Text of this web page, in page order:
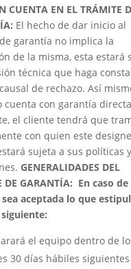
CUENTA EN EL TRÁMITE
El hecho de dar inicio al
garantía no implica la
de la misma, esta estará
técnica que haga
de rechazo. Así
cuenta con garantía
el cliente tendrá que
con quien este
sujeta a sus políticas y
GENERALIDADES DEL
DE GARANTÍA: En caso
aceptada lo que
el equipo dentro de
30 días hábiles siguientes